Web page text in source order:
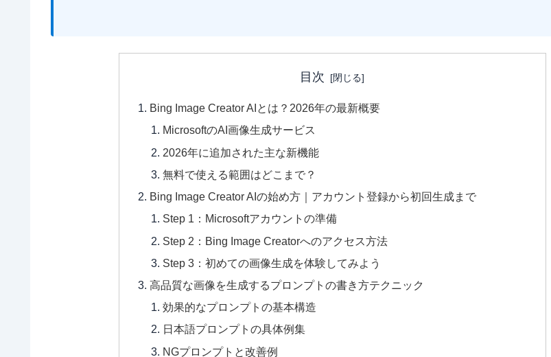
目次
Bing Image Creator AIとは？2026年の最新概要
MicrosoftのAI画像生成サービス
2026年に追加された主な新機能
無料で使える範囲はどこまで？
Bing Image Creator AIの始め方｜アカウント登録から初回生成まで
Step 1：Microsoftアカウントの準備
Step 2：Bing Image Creatorへのアクセス方法
Step 3：初めての画像生成を体験してみよう
高品質な画像を生成するプロンプトの書き方テクニック
効果的なプロンプトの基本構造
日本語プロンプトの具体例集
NGプロンプトと改善例